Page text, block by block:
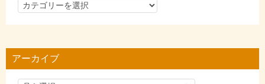
カ
リ
アーカイブ